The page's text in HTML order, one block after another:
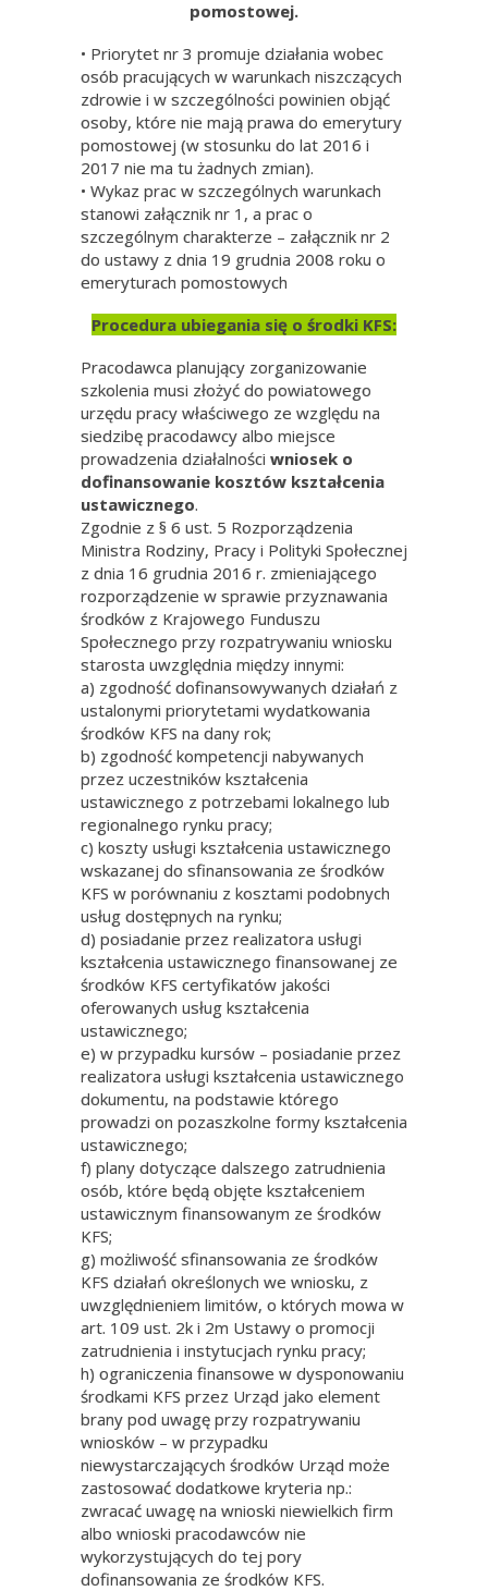
pomostowej.
• Priorytet nr 3 promuje działania wobec
osób pracujących w warunkach niszczących
zdrowie i w szczególności powinien objąć
osoby, które nie mają prawa do emerytury
pomostowej (w stosunku do lat 2016 i
2017 nie ma tu żadnych zmian).
• Wykaz prac w szczególnych warunkach
stanowi załącznik nr 1, a prac o
szczególnym charakterze – załącznik nr 2
do ustawy z dnia 19 grudnia 2008 roku o
emeryturach pomostowych
Procedura ubiegania się o środki KFS:
Pracodawca planujący zorganizowanie
szkolenia musi złożyć do powiatowego
urzędu pracy właściwego ze względu na
siedzibę pracodawcy albo miejsce
prowadzenia działalności wniosek o
dofinansowanie kosztów kształcenia
ustawicznego.
Zgodnie z § 6 ust. 5 Rozporządzenia
Ministra Rodziny, Pracy i Polityki Społecznej
z dnia 16 grudnia 2016 r. zmieniającego
rozporządzenie w sprawie przyznawania
środków z Krajowego Funduszu
Społecznego przy rozpatrywaniu wniosku
starosta uwzględnia między innymi:
a) zgodność dofinansowywanych działań z
ustalonymi priorytetami wydatkowania
środków KFS na dany rok;
b) zgodność kompetencji nabywanych
przez uczestników kształcenia
ustawicznego z potrzebami lokalnego lub
regionalnego rynku pracy;
c) koszty usługi kształcenia ustawicznego
wskazanej do sfinansowania ze środków
KFS w porównaniu z kosztami podobnych
usług dostępnych na rynku;
d) posiadanie przez realizatora usługi
kształcenia ustawicznego finansowanej ze
środków KFS certyfikatów jakości
oferowanych usług kształcenia
ustawicznego;
e) w przypadku kursów – posiadanie przez
realizatora usługi kształcenia ustawicznego
dokumentu, na podstawie którego
prowadzi on pozaszkolne formy kształcenia
ustawicznego;
f) plany dotyczące dalszego zatrudnienia
osób, które będą objęte kształceniem
ustawicznym finansowanym ze środków
KFS;
g) możliwość sfinansowania ze środków
KFS działań określonych we wniosku, z
uwzględnieniem limitów, o których mowa w
art. 109 ust. 2k i 2m Ustawy o promocji
zatrudnienia i instytucjach rynku pracy;
h) ograniczenia finansowe w dysponowaniu
środkami KFS przez Urząd jako element
brany pod uwagę przy rozpatrywaniu
wniosków – w przypadku
niewystarczających środków Urząd może
zastosować dodatkowe kryteria np.:
zwracać uwagę na wnioski niewielkich firm
albo wnioski pracodawców nie
wykorzystujących do tej pory
dofinansowania ze środków KFS.